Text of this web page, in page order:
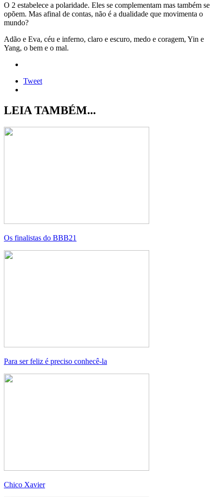
O 2 estabelece a polaridade. Eles se complementam mas também se
opõem. Mas afinal de contas, não é a dualidade que movimenta o
mundo?
Adão e Eva, céu e inferno, claro e escuro, medo e coragem, Yin e
Yang, o bem e o mal.
Tweet
LEIA TAMBÉM...
Os finalistas do BBB21
Para ser feliz é preciso conhecê-la
Chico Xavier